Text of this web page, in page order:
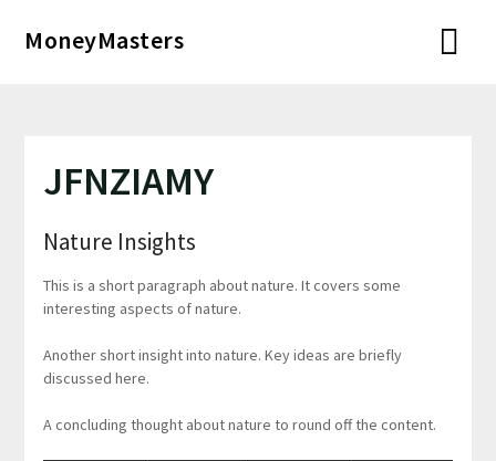
MoneyMasters
JFNZIAMY
Nature Insights
This is a short paragraph about nature. It covers some
interesting aspects of nature.
Another short insight into nature. Key ideas are briefly
discussed here.
A concluding thought about nature to round off the content.